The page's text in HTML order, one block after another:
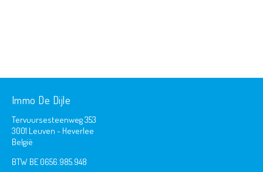
Immo De Dijle
Tervuursesteenweg 353
3001 Leuven - Heverlee
België
BTW BE 0656.985.948